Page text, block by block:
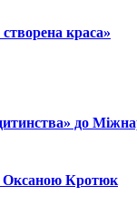
краса»
до
Оксаною Кротюк